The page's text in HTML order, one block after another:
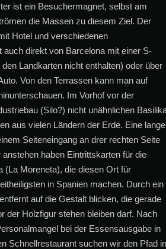
ist ein Besuchermagnet, selbst am
die Massen zu diesem Ziel. Der
Hotel und verschiedenen
auch direkt von Barcelona mit einer S-
Landkarten nicht enthalten) oder über
Von den Terrassen kann man auf
Im Vorhof vor der
(Silo?) nicht unähnlichen
aus vielen Ländern der Erde. Eine lange
Seiteneingang an drer rechten Seite
haben Eintrittskarten für die
(La Moreneta), die diesen Ort für
in Spanien machen. Durch ein
auf die Gestalt blicken, die gerade
der Holzfigur stehen bleiben darf. Nach
bei der Essensausgabe in
Schnellrestaurant suchen wir den Pfad